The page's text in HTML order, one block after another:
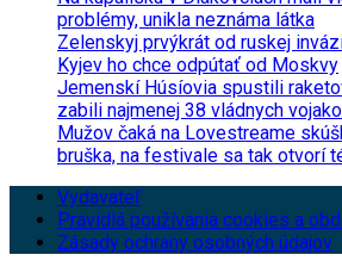
problémy, unikla neznáma látka
Zelenskyj prvýkrát od ruskej
Kyjev ho chce odpútať od Moskvy
Jemenskí Húsíovia spustili
zabili najmenej 38 vládnych
Mužov čaká na Lovestreame
bruška, na festivale sa tak otvorí
Vydavateľ
Pravidlá používania cookies a
Zásady ochrany osobných údajov